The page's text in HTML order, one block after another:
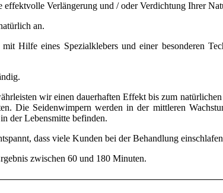
Verlängerung und / oder Verdichtung Ihrer
an.
Hilfe eines Spezialklebers und einer besonderen
wir einen dauerhaften Effekt bis zum natürlichen
Die Seidenwimpern werden in der mittleren
der Lebensmitte befinden.
dass viele Kunden bei der Behandlung
zwischen 60 und 180 Minuten.